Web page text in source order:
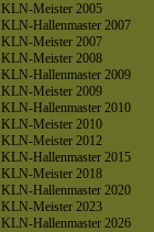
KLN-Meister 2005
KLN-Hallenmaster 2007
KLN-Meister 2007
KLN-Meister 2008
KLN-Hallenmaster 2009
KLN-Meister 2009
KLN-Hallenmaster 2010
KLN-Meister 2010
KLN-Meister 2012
KLN-Hallenmaster 2015
KLN-Meister 2018
KLN-Hallenmaster 2020
KLN-Meister 2023
KLN-Hallenmaster 2026